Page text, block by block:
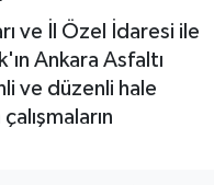
ve İl Özel İdaresi ile
Ankara Asfaltı
ve düzenli hale